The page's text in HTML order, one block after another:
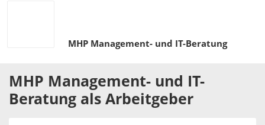
MHP Management- und IT-Beratung
MHP Management- und IT-
Beratung als Arbeitgeber